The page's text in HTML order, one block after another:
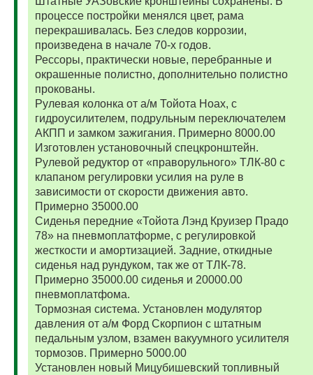
процессе постройки менялся цвет, рама
перекрашивалась. Без следов коррозии,
произведена в начале 70-х годов.
Рессоры, практически новые, перебранные и
окрашенные полистно, дополнительно полистно
прокованы.
Рулевая колонка от а/м Тойота Ноах, с
гидроусилителем, подрульным переключателем
АКПП и замком зажигания. Примерно 8000.00
Изготовлен установочный спецкронштейн.
Рулевой редуктор от «праворульного» ТЛК-80 с
клапаном регулировки усилия на руле в
зависимости от скорости движения авто.
Примерно 35000.00
Сиденья передние «Тойота Лэнд Круизер Прадо
78» на пневмоплатформе, с регулировкой
жесткости и амортизацией. Задние, откидные
сиденья над рундуком, так же от ТЛК-78.
Примерно 35000.00 сиденья и 20000.00
пневмоплатфома.
Тормозная система. Установлен модулятор
давления от а/м Форд Скорпион с штатным
педальным узлом, взамен вакуумного усилителя
тормозов. Примерно 5000.00
Установлен новый Мицубишевский топливный